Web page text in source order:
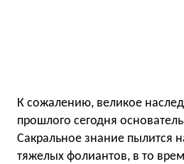
К сожалению, великое
прошлого сегодня
Сакральное знание пылится
тяжелых фолиантов, в то